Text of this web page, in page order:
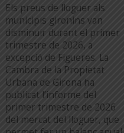
Els preus de lloguer als
municipis gironins van
disminuir durant el primer
trimestre de 2026, a
excepció de Figueres. La
Cambra de la Propietat
Urbana de Girona ha
publicat l’informe del
primer trimestre de 2026
del mercat del lloguer, que